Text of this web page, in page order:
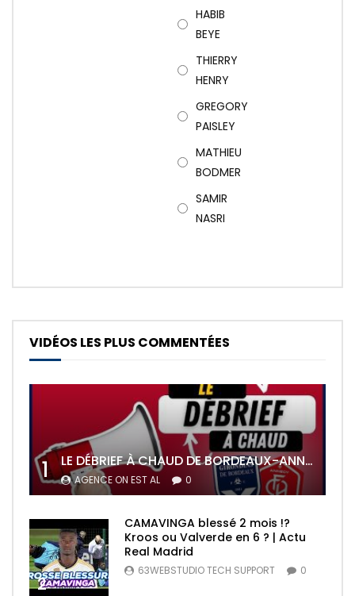
HABIB
BEYE
THIERRY
HENRY
GREGORY
PAISLEY
MATHIEU
BODMER
SAMIR
NASRI
VIDÉOS LES PLUS COMMENTÉES
1 LE DÉBRIEF À CHAUD DE BORDEAUX-ANNECY (3-1)
AGENCE ON EST AL 0
2
CAMAVINGA blessé 2 mois !?
Kroos ou Valverde en 6 ? | Actu
Real Madrid
63WEBSTUDIO TECH SUPPORT 0